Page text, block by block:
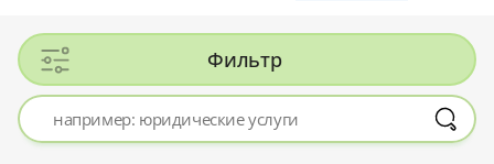
Фильтр